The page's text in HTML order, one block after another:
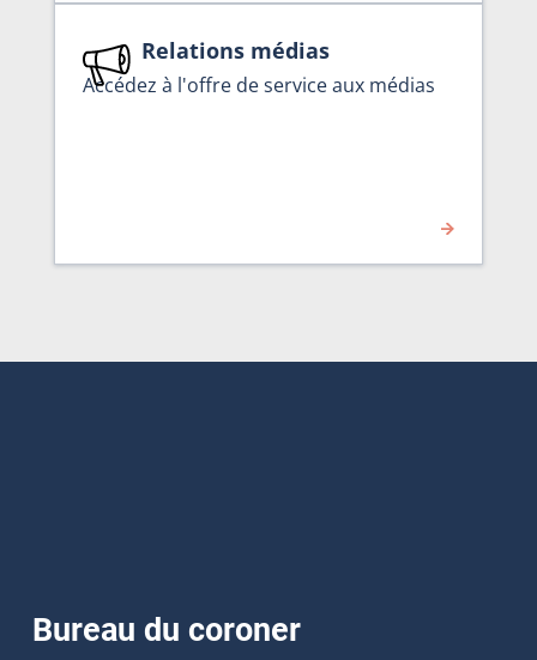
Relations médias
Accédez à l'offre de service aux médias
Bureau du coroner